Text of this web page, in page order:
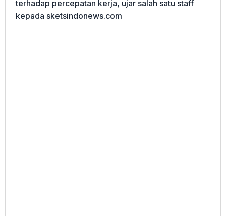
terhadap percepatan kerja, ujar salah satu staff
kepada sketsindonews.com